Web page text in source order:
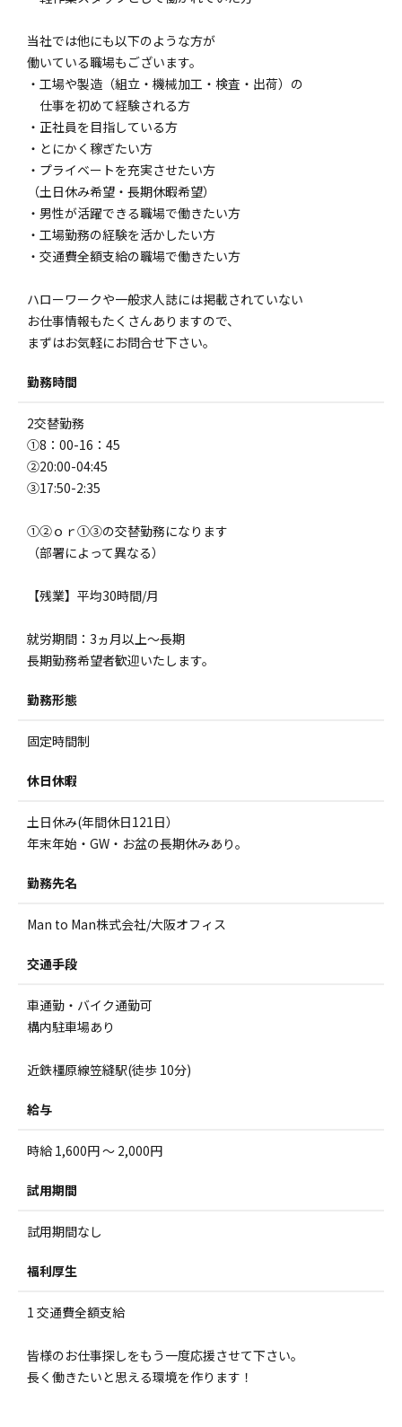
当社では他にも以下のような方が
働いている職場もございます。
・工場や製造（組立・機械加工・検査・出荷）の
仕事を初めて経験される方
・正社員を目指している方
・とにかく稼ぎたい方
・プライベートを充実させたい方
（土日休み希望・長期休暇希望）
・男性が活躍できる職場で働きたい方
・工場勤務の経験を活かしたい方
・交通費全額支給の職場で働きたい方
ハローワークや一般求人誌には掲載されていない
お仕事情報もたくさんありますので、
まずはお気軽にお問合せ下さい。
勤務時間
2交替勤務
①8：00-16：45
②20:00-04:45
➂17:50-2:35
①②ｏｒ①➂の交替勤務になります
（部署によって異なる）
【残業】平均30時間/月
就労期間：3ヵ月以上～長期
長期勤務希望者歓迎いたします。
勤務形態
固定時間制
休日休暇
土日休み(年間休日121日）
年末年始・GW・お盆の長期休みあり。
勤務先名
Man to Man株式会社/大阪オフィス
交通手段
車通勤・バイク通勤可
構内駐車場あり
近鉄橿原線笠縫駅(徒歩 10分)
給与
時給 1,600円 ～ 2,000円
試用期間
試用期間なし
福利厚生
1 交通費全額支給
皆様のお仕事探しをもう一度応援させて下さい。
長く働きたいと思える環境を作ります！